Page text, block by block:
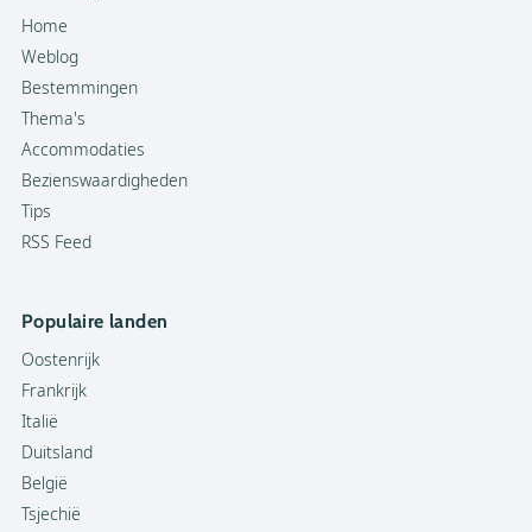
Home
Weblog
Bestemmingen
Thema's
Accommodaties
Bezienswaardigheden
Tips
RSS Feed
Populaire landen
Oostenrijk
Frankrijk
Italië
Duitsland
België
Tsjechië